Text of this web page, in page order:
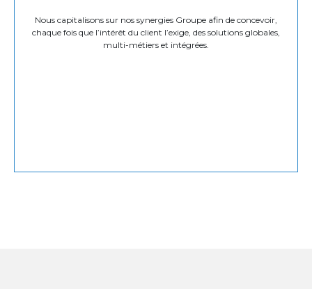
Nous capitalisons sur nos synergies Groupe afin de concevoir,
chaque fois que l’intérêt du client l’exige, des solutions globales,
multi-métiers et intégrées.